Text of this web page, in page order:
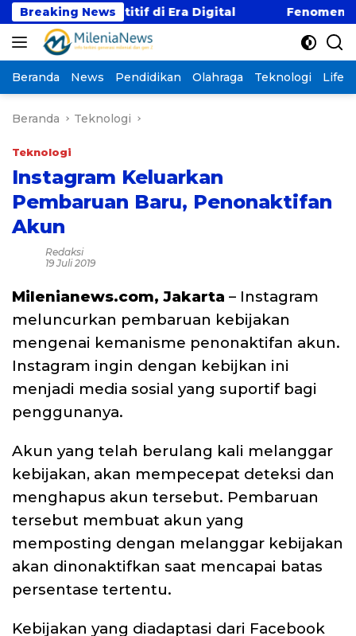
Langsung
ke
konten
Breaking News
Kompetitif di Era Digital Fenomena “Kabur
Beranda News Pendidikan Olahraga Teknologi
Beranda Teknologi
Teknologi
Instagram Keluarkan
Pembaruan Baru, Penonaktifan
Akun
Redaksi
19 Juli 2019
Milenianews.com, Jakarta – Instagram
meluncurkan pembaruan kebijakan
mengenai kemanisme penonaktifan akun.
Instagram ingin dengan kebijkan ini
menjadi media sosial yang suportif bagi
penggunanya.
Akun yang telah berulang kali melanggar
kebijakan, akan mempecepat deteksi dan
menghapus akun tersebut. Pembaruan
tersebut membuat akun yang
memposting dengan melanggar kebijakan
akan dinonaktifkan saat mencapai batas
persentase tertentu.
Kebijakan yang diadaptasi dari Facebook